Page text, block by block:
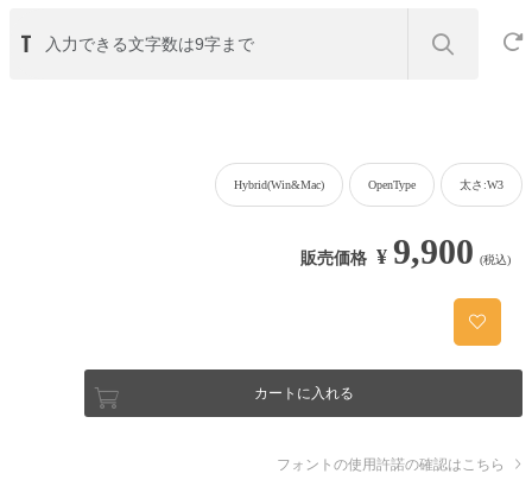
Hybrid(Win&Mac) OpenType 太さ:W3
販売価格 ¥ 9,900 (税込)
カートに入れる
フォントの使用許諾の確認はこちら